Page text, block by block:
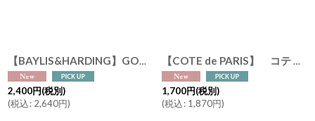
【BAYLIS&HARDING】GOODNESS SLEEP ボディウォッシュ 500ml （ラベンダー＆ベルガモット） ボディーソープ 質の良い睡眠 ベイリス＆ハーディング イギリス製
2,400円(税別)
(税込: 2,640円)
【COTE de PARIS】 コテ ドゥ パリ UVハンドクリーム 30ml シエスト オ ソレイユ Siest au Soleil フルーティーなシトラス フランス製
1,700円(税別)
(税込: 1,870円)